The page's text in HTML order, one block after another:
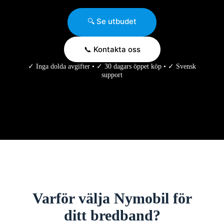
🔍 Se utbudet
📞 Kontakta oss
✓ Inga dolda avgifter • ✓ 30 dagars öppet köp • ✓ Svensk
support
Varför välja Nymobil för
ditt bredband?